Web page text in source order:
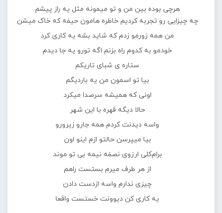
هرچی بوده بین من و تو میمونه مثل یه راز پیشم
چه چیزایی رو تجربه کردیم خاطره هامون حیفه که خاک میشن
من همه زورمو زدم که شاید بشه یه کاری کرد
خودمو به کدوم راه بزنم اگه تورو یه جا دیدم
ستاره ی شبای تاریکم
بیا تو اسمون من یه باردیگم
اونی که همیشه سرصدا میکرد
حالا دیگه قهره با این شهر
واسه دیدنت کردم همه جارو زیرورو
بیا میپرسن حالتو ازم اینو اون
برام‌کلی ارزوی نصفه نیمه بی تو موند
از هر طرف میرم بستست راهم
چیزی ندارم واسه ازدست دادن
یه کاری کن دیوونت خستست واقعا